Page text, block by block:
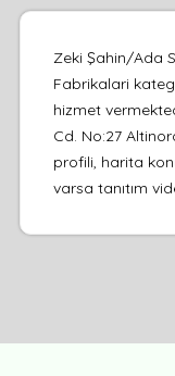
Zeki Şahin/Ada
Fabrikalari
hizmet
Cd. No:27
profili, harita
varsa tanıtım